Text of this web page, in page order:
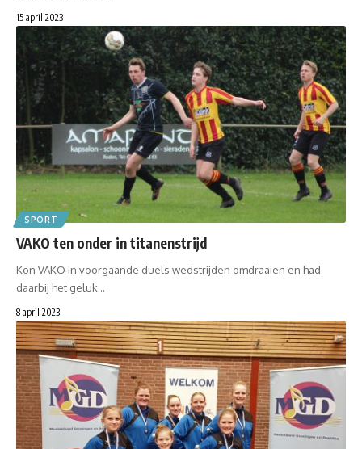
15 april 2023
SPORT
VAKO ten onder in titanenstrijd
Kon VAKO in voorgaande duels wedstrijden omdraaien en had
daarbij het geluk…
8 april 2023